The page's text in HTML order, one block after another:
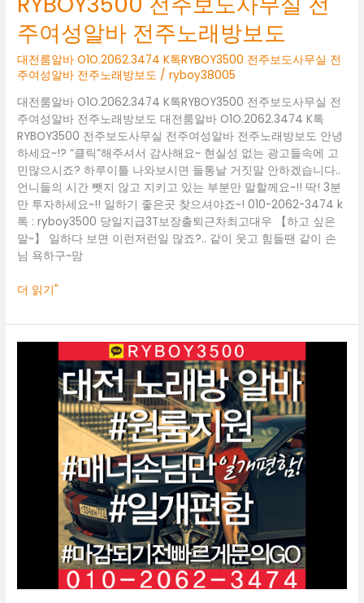
주여성알바 전주노래방보도
대전룸알바 O1O.2062.3474 K톡RYBOY3500 전주보도사무실 전
주여성알바 전주노래방보도 /ryboy38005
대전룸알바 O1O.2062.3474 K톡RYBOY3500 전주보도사무실 전
주여성알바 전주노래방보도 대전룸알바 O1O.2062.3474 K톡
RYBOY3500 전주보도사무실 전주여성알바 전주노래방보도 안녕
하세요~!? “클릭”해주셔서 감사해요~ 현실성 없는 광고들속에 고
민많으시죠? 하루이틀 나와보시면 들통날 거짓말 안하겠습니다..
언니들의 시간 뺏지 않고 지키고 있는 부분만 말할께요~!! 딱! 3분
만 투자하세요~!! 일하기 좋은곳 찾으셔야죠~! 010-2062-3474 k
톡 : ryboy3500 당일지급3T보장출퇴근차최고대우 【하고 싶은
말~】 일하다 보면 이런저런일 많죠?.. 같이 웃고 힘들땐 같이 손
님 욕하구~맘
여
성
알
바
전
주
노
래
방
보
도
더 읽기"
O1O.2062.3474
ryboy3500
알